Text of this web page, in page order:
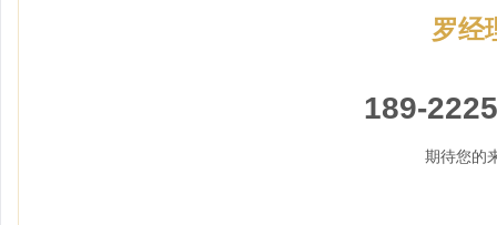
罗经
189-
期待您的